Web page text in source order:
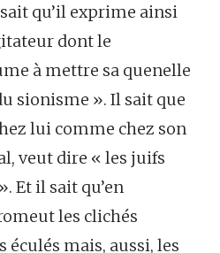
sait qu’il exprime ainsi
dont le
à mettre sa quenelle
sionisme ». Il sait que
lui comme chez son
veut dire « les juifs
Et il sait qu’en
les clichés
mais, aussi, les